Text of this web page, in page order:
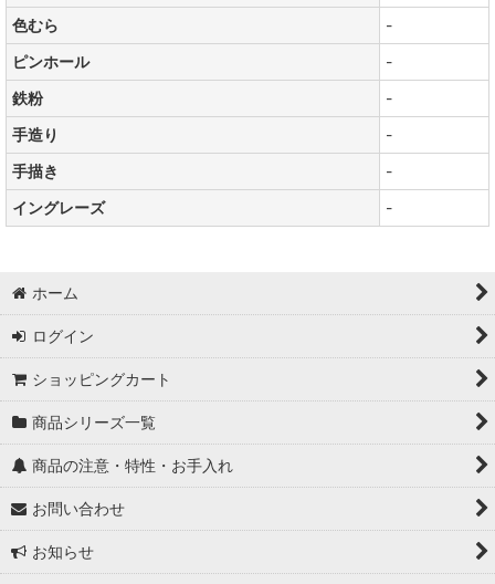
色むら
-
ピンホール
-
鉄粉
-
手造り
-
手描き
-
イングレーズ
-
ホーム
ログイン
ショッピングカート
商品シリーズ一覧
商品の注意・特性・お手入れ
お問い合わせ
お知らせ